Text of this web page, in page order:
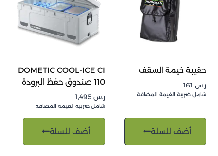
حقيبة خيمة السقف
ر.س
شامل ضريبة القيمة المضافة
أضف للسلة
DOMETIC COOL-ICE CI
110 صندوق حفظ البرودة
ر.س
شامل ضريبة القيمة المضافة
أضف للسلة